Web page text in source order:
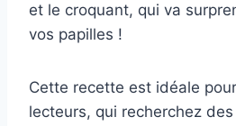
et le croquant, qui va
vos papilles !
Cette recette est idéale
lecteurs, qui recherchez